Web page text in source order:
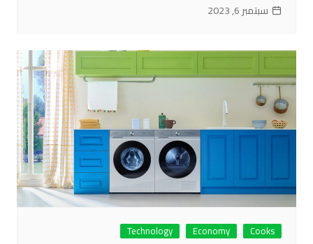
سبتمبر 6, 2023
Cooks
Economy
Technology